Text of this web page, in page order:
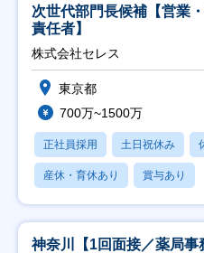
次世代部門長候補【営業
責任者】
株式会社セレス
東京都
700万~1500万
正社員採用 土日祝休み
産休・育休あり 賞与あり
神奈川【1回面接／薬局